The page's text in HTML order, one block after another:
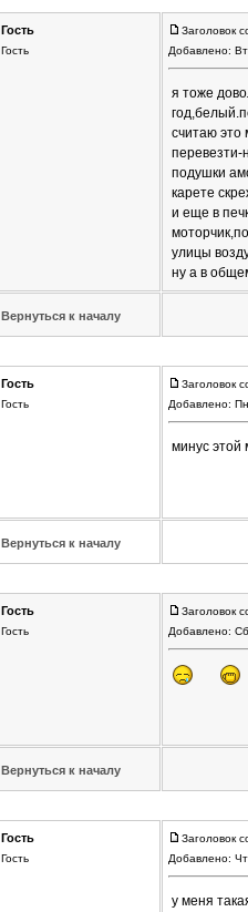
Гость
Гость
Заголовок
Добавлено:
я тоже
считаю это
перевезти-
подушки
карете
и еще в
улицы
ну а в
Вернуться к началу
Гость
Гость
Заголовок
Добавлено:
минус этой
Вернуться к началу
Гость
Гость
Заголовок
Добавлено:
Вернуться к началу
Гость
Гость
Заголовок
Добавлено:
у меня